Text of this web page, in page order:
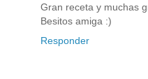
Gran receta y muchas
Besitos amiga :)
Responder